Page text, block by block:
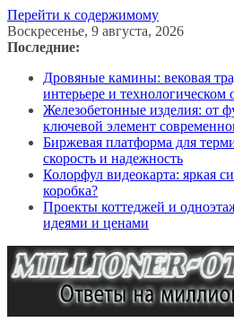
Перейти к содержимому
Воскресенье, 9 августа, 2026
Последние:
Дровяные камины: вековая
интерьере и технологическом
Железобетонные изделия: от
ключевой элемент
Биржевая платформа для
скорость и надежность
Колорфул видеокарта: яркая
коробка?
Проекты коттеджей и
идеями и ценами